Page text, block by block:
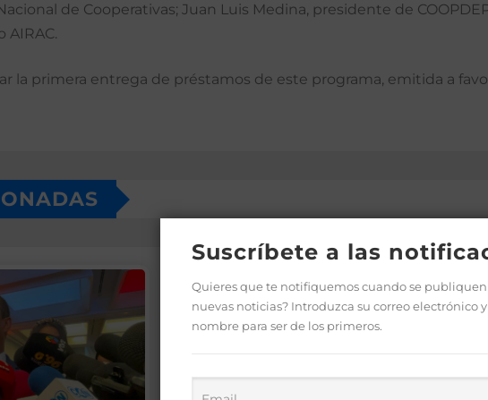
de Cooperativas; Juan Luis Medina, presidente de
AIRAC.
la primera entrega de préstamos de este programa, emitida a
Suscríbete a las
Quieres que te notifiquemos cuando se publiquen
nuevas noticias? Introduzca su correo electrónico y
nombre para ser de los primeros.